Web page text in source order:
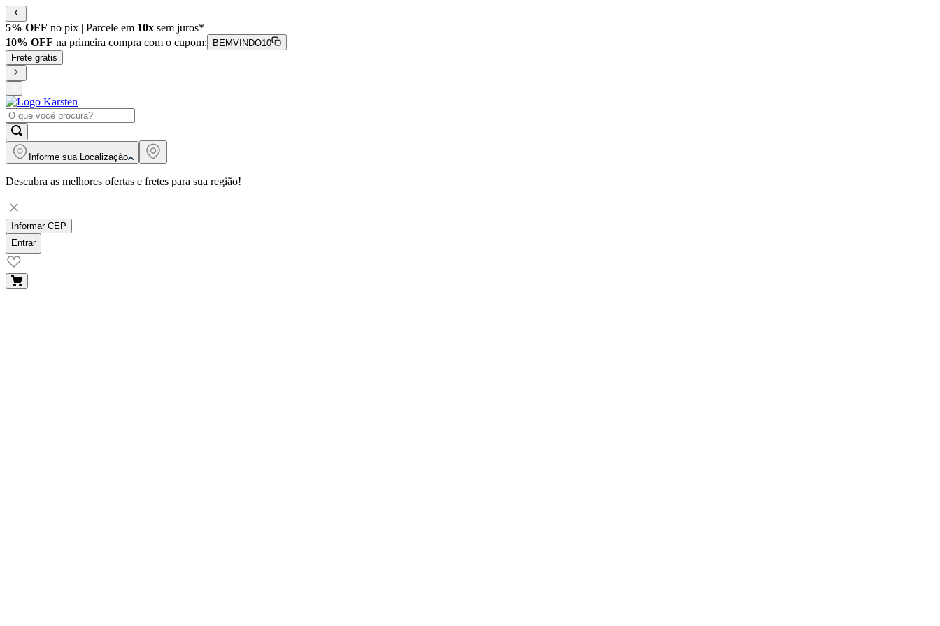
5% OFF no pix | Parcele em 10x sem juros*
10% OFF na primeira compra com o cupom:
BEMVINDO10
Frete grátis
Informe sua Localização
Descubra as melhores ofertas e fretes para sua região!
Informar CEP
Entrar